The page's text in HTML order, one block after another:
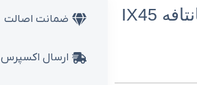
سیبک فرمان راست هیوندای سانتافه IX45
ضمانت اصالت
ارسال اکسپرس